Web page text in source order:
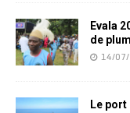
Evala
de
14/
Le